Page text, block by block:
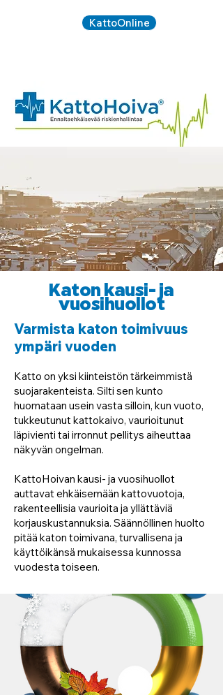
KattoOnline
Katon kausi- ja
vuosihuollot
Varmista katon toimivuus
ympäri vuoden
Katto on yksi kiinteistön tärkeimmistä
suojarakenteista. Silti sen kunto
huomataan usein vasta silloin, kun vuoto,
tukkeutunut kattokaivo, vaurioitunut
läpivienti tai irronnut pellitys aiheuttaa
näkyvän ongelman.
KattoHoivan kausi- ja vuosihuollot
auttavat ehkäisemään kattovuotoja,
rakenteellisia vaurioita ja yllättäviä
korjauskustannuksia. Säännöllinen huolto
pitää katon toimivana, turvallisena ja
käyttöikänsä mukaisessa kunnossa
vuodesta toiseen.